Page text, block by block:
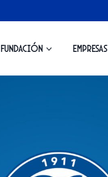
Fundación Empresas